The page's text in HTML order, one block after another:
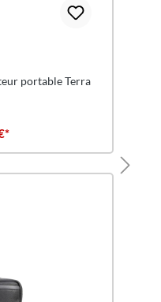
portable Terra